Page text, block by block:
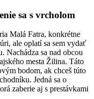
sa s vrcholom
Malá Fatra, konkrétne
ale oplatí sa sem vydať
Nachádza sa nad obcou
mesta Žilina. Táto
bodom, ak chceš túto
Jedná sa o
zaberie aj s prestávkami